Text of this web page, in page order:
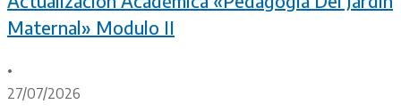
Maternal» Modulo II
•
27/07/2026